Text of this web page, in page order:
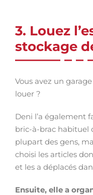
3. Louez
stockage
Vous avez un
louer ?
Deni l’a également
bric-à-brac habituel
plupart des gens,
choisi les articles
et les a déplacés
Ensuite, elle a